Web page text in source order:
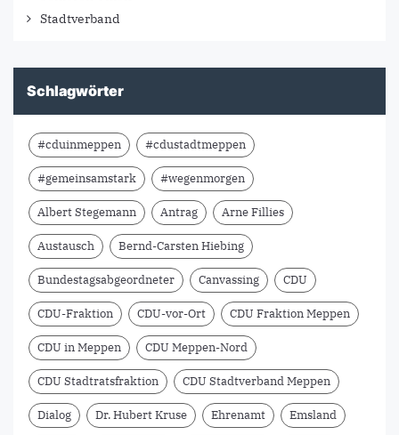
Stadtverband
Schlagwörter
#cduinmeppen #cdustadtmeppen
#gemeinsamstark #wegenmorgen
Albert Stegemann Antrag Arne Fillies
Austausch Bernd-Carsten Hiebing
Bundestagsabgeordneter Canvassing CDU
CDU-Fraktion CDU-vor-Ort CDU Fraktion Meppen
CDU in Meppen CDU Meppen-Nord
CDU Stadtratsfraktion CDU Stadtverband Meppen
Dialog Dr. Hubert Kruse Ehrenamt Emsland